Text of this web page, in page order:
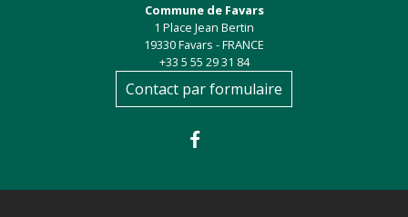
Commune de Favars
1 Place Jean Bertin
19330 Favars - FRANCE
+33 5 55 29 31 84
Contact par formulaire